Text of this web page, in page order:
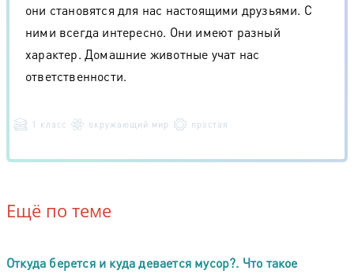
они становятся для нас настоящими друзьями. С
ними всегда интересно. Они имеют разный
характер. Домашние животные учат нас
ответственности.
1 класс окружающий мир простая
Ещё по теме
Откуда берется и куда девается мусор?. Что такое